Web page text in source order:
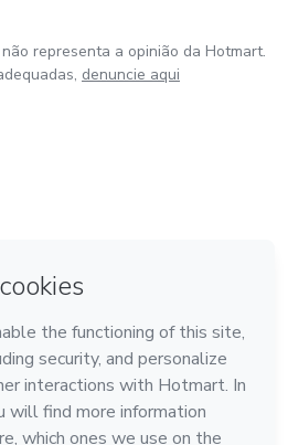
representa a opinião da Hotmart.
denuncie aqui